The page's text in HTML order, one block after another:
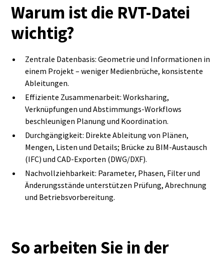
Warum ist die RVT‑Datei
wichtig?
Zentrale Datenbasis: Geometrie und Informationen in
einem Projekt – weniger Medienbrüche, konsistente
Ableitungen.
Effiziente Zusammenarbeit: Worksharing,
Verknüpfungen und Abstimmungs‑Workflows
beschleunigen Planung und Koordination.
Durchgängigkeit: Direkte Ableitung von Plänen,
Mengen, Listen und Details; Brücke zu BIM‑Austausch
(IFC) und CAD‑Exporten (DWG/DXF).
Nachvollziehbarkeit: Parameter, Phasen, Filter und
Änderungsstände unterstützen Prüfung, Abrechnung
und Betriebsvorbereitung.
So arbeiten Sie in der